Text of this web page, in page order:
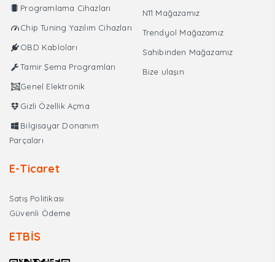
Cihazı
adet
Programlama Cihazları
Chip Tuning Yazılım Cihazları
OBD Kabloları
Tamir Şema Programları
Genel Elektronik
Gizli Özellik Açma
Bilgisayar Donanım
Parçaları
N11 Mağazamız
Trendyol Mağazamız
Sahibinden Mağazamız
Bize ulaşın
E-Ticaret
Satış Politikası
Güvenli Ödeme
ETBİS